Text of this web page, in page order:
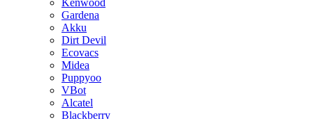
Kenwood
Gardena
Akku
Dirt Devil
Ecovacs
Midea
Puppyoo
VBot
Alcatel
Blackberry